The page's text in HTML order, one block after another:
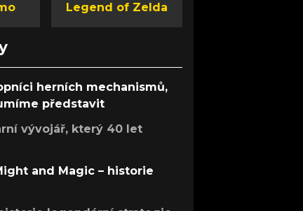
Legend of Zelda
herních mechanismů,
představit
vývojář, který 40 let
and Magic – historie